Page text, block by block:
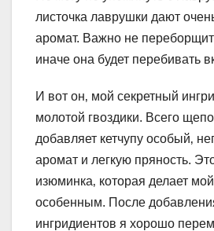
листочка лаврушки дают
аромат. Важно не
иначе она будет перебивать
И вот он‚ мой секретный
молотой гвоздики. Всего
добавляет кетчупу особый‚
аромат и легкую пряность.
изюминка‚ которая делает мой
особенным. После
ингридиентов я хорошо